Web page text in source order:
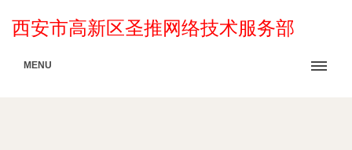
西安市高新区圣推网络技术服务部
MENU